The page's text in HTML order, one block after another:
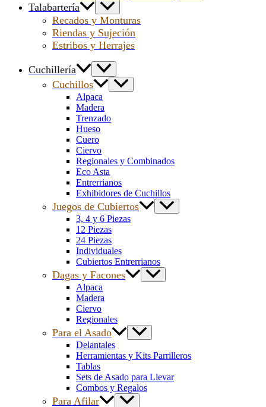
Talabartería
Recados y Monturas
Riendas y Sujeción
Estribos y Herrajes
Cuchillería
Cuchillos
Alpaca
Madera
Trenzado
Hueso
Cuero
Ciervo
Regionales y Combinados
Eco Asta
Entrerrianos
Exhibidores de Cuchillos
Juegos de Cubiertos
3, 4 y 6 Piezas
12 Piezas
24 Piezas
Individuales
Cubiertos Entrerrianos
Dagas y Facones
Alpaca
Madera
Ciervo
Regionales
Para el Asado
Delantales
Herramientas y Kits Parrilleros
Tablas
Sets de Asado para Llevar
Combos y Regalos
Para Afilar